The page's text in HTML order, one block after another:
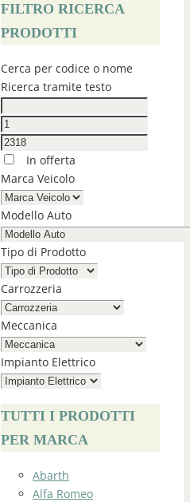
FILTRO RICERCA
PRODOTTI
Cerca per codice o nome
Ricerca tramite testo
In offerta
Marca Veicolo
Modello Auto
Tipo di Prodotto
Carrozzeria
Meccanica
Impianto Elettrico
TUTTI I PRODOTTI
PER MARCA
Abarth
Alfa Romeo